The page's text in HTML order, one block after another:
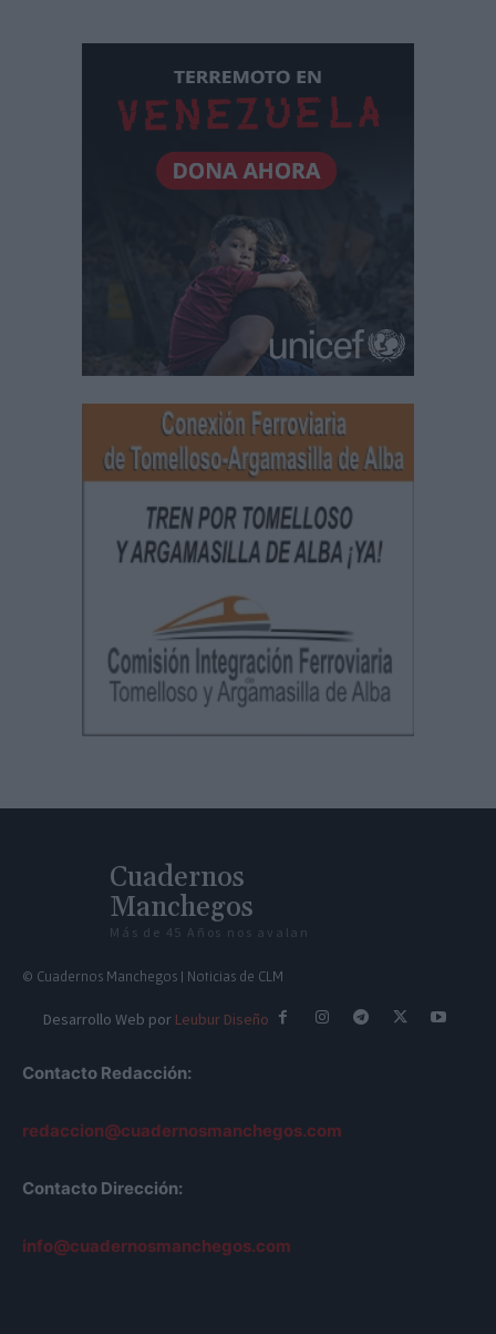
Cuadernos
Manchegos
Más de 45 Años nos avalan
© Cuadernos Manchegos | Noticias de CLM
Desarrollo Web por Leubur Diseño
Contacto Redacción:
redaccion@cuadernosmanchegos.com
Contacto Dirección:
info@cuadernosmanchegos.com